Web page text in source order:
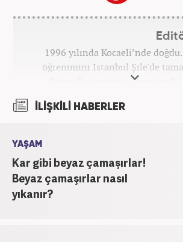
1996 yılında Kocaeli’nde
öğrenimini İstanbul Şile'de
Düzce Üniversitesi Yönetim
bağlı Haber7.com
İLİŞKİLİ HABERLER
YAŞAM
Kar gibi beyaz çamaşırlar!
Beyaz çamaşırlar nasıl
yıkanır?